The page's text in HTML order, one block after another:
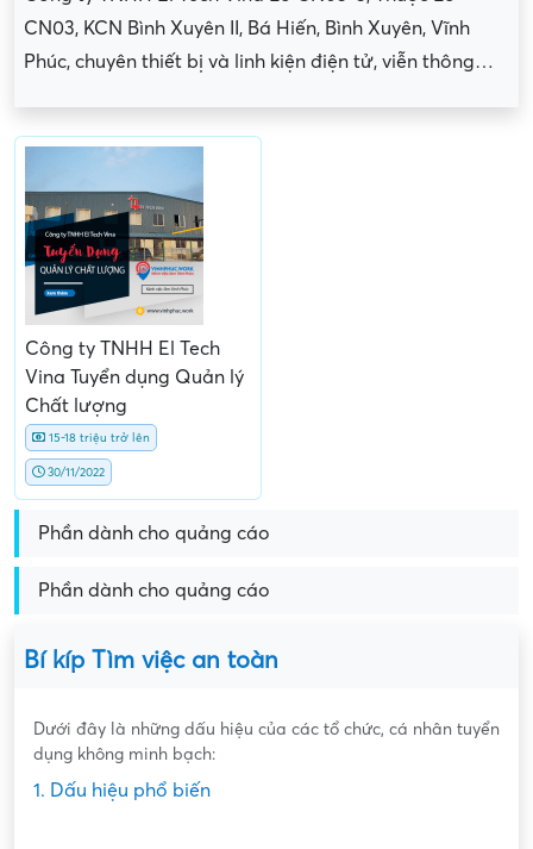
CN03, KCN Bình Xuyên II, Bá Hiến, Bình Xuyên, Vĩnh
Phúc, chuyên thiết bị và linh kiện điện tử, viễn thông…
Công ty TNHH El Tech
Vina Tuyển dụng Quản lý
Chất lượng
15-18 triệu trở lên
30/11/2022
Phần dành cho quảng cáo
Phần dành cho quảng cáo
Bí kíp Tìm việc an toàn
Dưới đây là những dấu hiệu của các tổ chức, cá nhân tuyển
dụng không minh bạch:
1. Dấu hiệu phổ biến